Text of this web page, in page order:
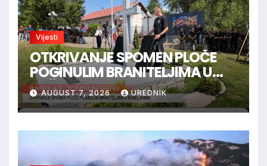
Vijesti
OTKRIVANJE SPOMEN PLOČE
POGINULIM BRANITELJIMA U
RAŠELJKAMA
AUGUST 7, 2026 UREDNIK